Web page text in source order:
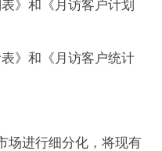
》和《月访客户计划
》和《月访客户统计
场进行细分化，将现有